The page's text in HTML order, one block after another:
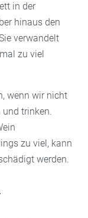
in der
hinaus den
verwandelt
zu viel
wenn wir nicht
und trinken.
zu viel, kann
werden.